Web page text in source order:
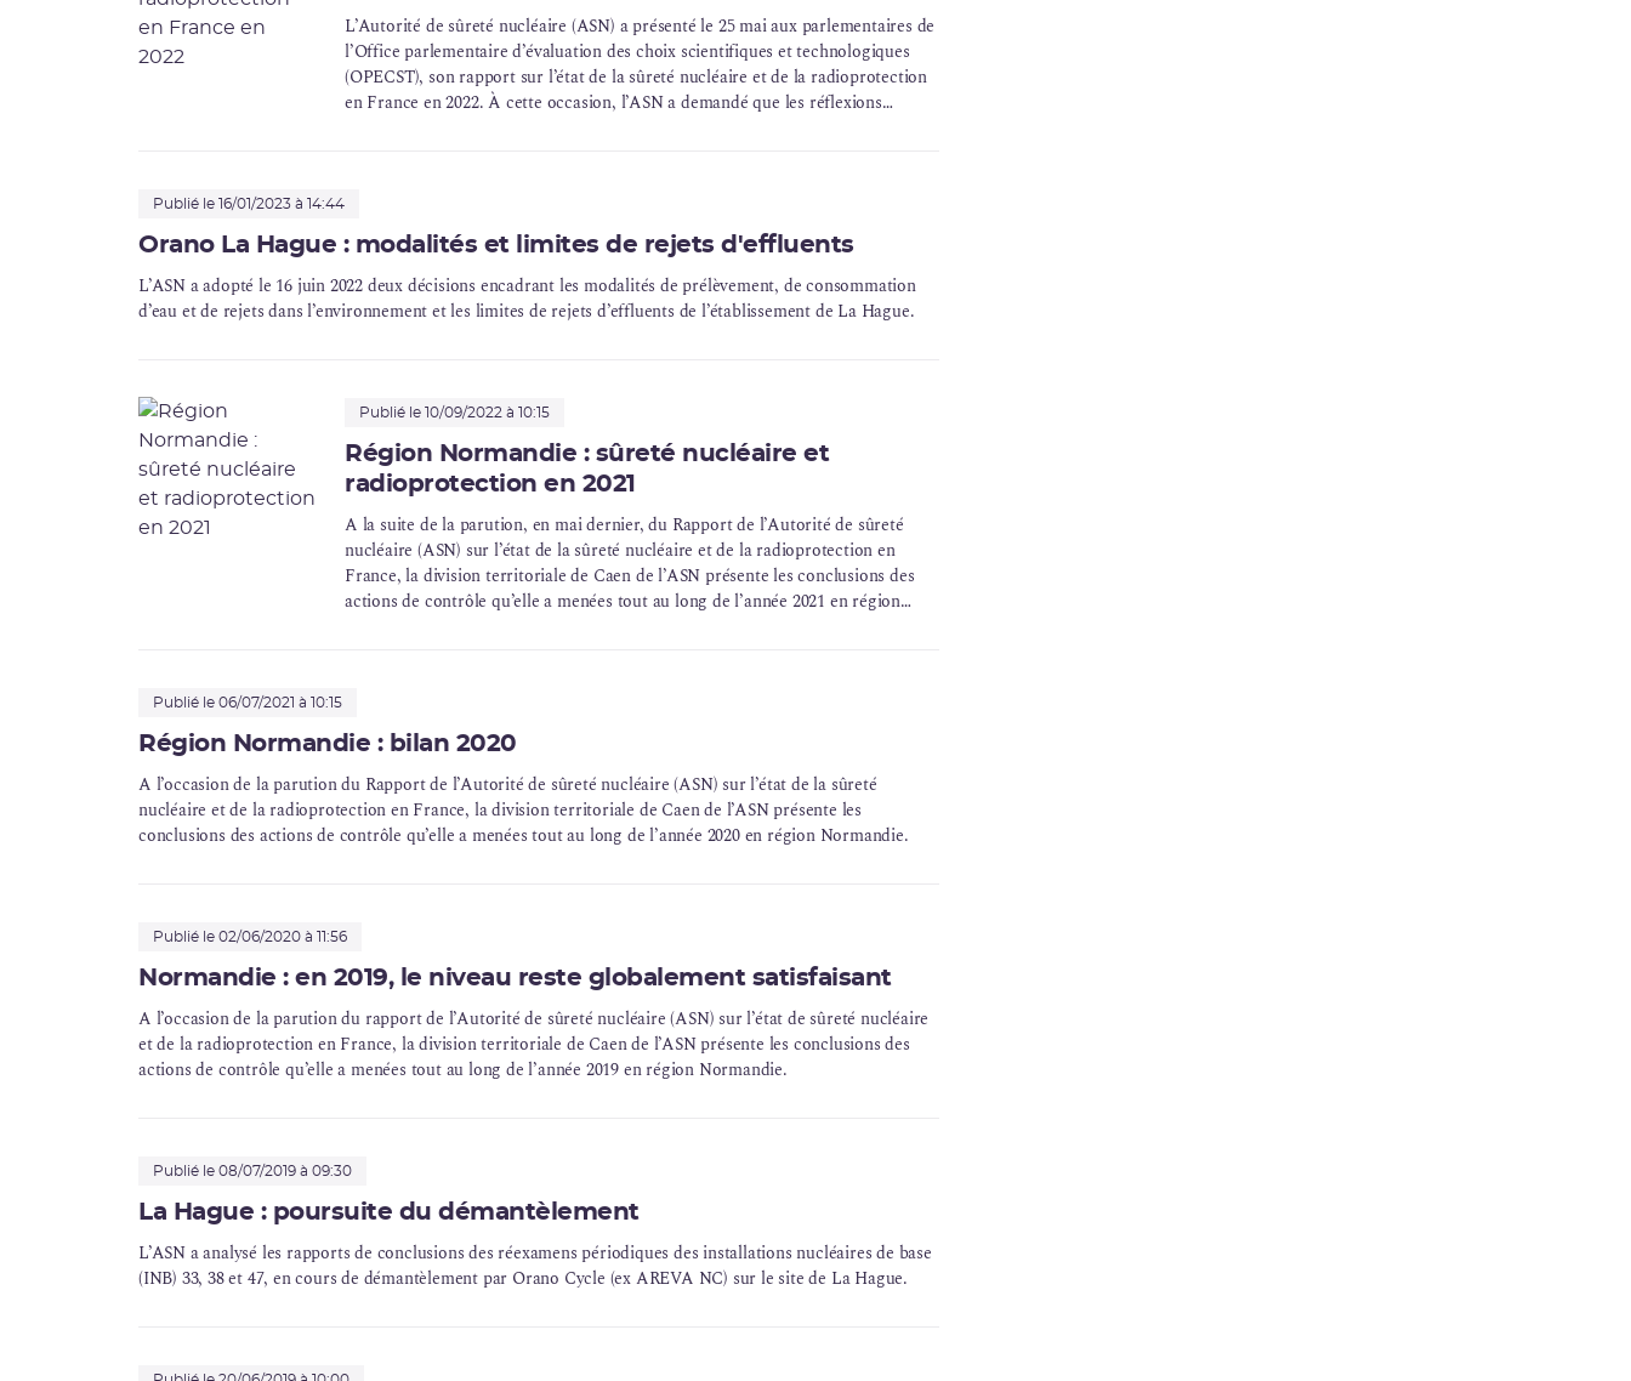
L’Autorité de sûreté nucléaire (ASN) a présenté le 25 mai aux parlementaires de
l’Office parlementaire d’évaluation des choix scientifiques et technologiques
(OPECST), son rapport sur l’état de la sûreté nucléaire et de la radioprotection
en France en 2022. À cette occasion, l’ASN a demandé que les réflexions
Publié le 16/01/2023 à 14:44
Orano La Hague : modalités et limites de rejets d'effluents
L’ASN a adopté le 16 juin 2022 deux décisions encadrant les modalités de prélèvement, de consommation
d’eau et de rejets dans l’environnement et les limites de rejets d’effluents de l’établissement de La Hague.
Publié le 10/09/2022 à 10:15
Région Normandie : sûreté nucléaire et
radioprotection en 2021
A la suite de la parution, en mai dernier, du Rapport de l’Autorité de sûreté
nucléaire (ASN) sur l’état de la sûreté nucléaire et de la radioprotection en
France, la division territoriale de Caen de l’ASN présente les conclusions des
actions de contrôle qu’elle a menées tout au long de l’année 2021 en région
Publié le 06/07/2021 à 10:15
Région Normandie : bilan 2020
A l’occasion de la parution du Rapport de l’Autorité de sûreté nucléaire (ASN) sur l’état de la sûreté
nucléaire et de la radioprotection en France, la division territoriale de Caen de l’ASN présente les
conclusions des actions de contrôle qu’elle a menées tout au long de l’année 2020 en région Normandie.
Publié le 02/06/2020 à 11:56
Normandie : en 2019, le niveau reste globalement satisfaisant
A l’occasion de la parution du rapport de l’Autorité de sûreté nucléaire (ASN) sur l’état de sûreté nucléaire
et de la radioprotection en France, la division territoriale de Caen de l’ASN présente les conclusions des
actions de contrôle qu’elle a menées tout au long de l’année 2019 en région Normandie.
Publié le 08/07/2019 à 09:30
La Hague : poursuite du démantèlement
L’ASN a analysé les rapports de conclusions des réexamens périodiques des installations nucléaires de base
(INB) 33, 38 et 47, en cours de démantèlementpar Orano Cycle (exAREVA NC) sur le site de La Hague.